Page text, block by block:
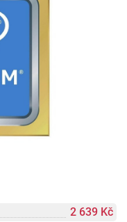
2 639 Kč